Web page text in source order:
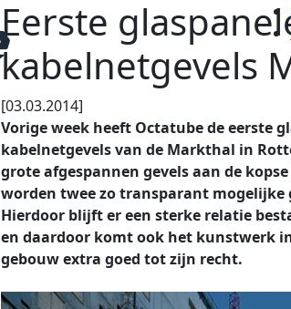
Eerste
kabelnetgevels
[03.03.2014]
Vorige week heeft Octatube de eerste
kabelnetgevels van de Markthal in
grote afgespannen gevels aan de
worden twee zo transparant mogelijke
Hierdoor blijft er een sterke relatie
en daardoor komt ook het kunstwerk
gebouw extra goed tot zijn recht.